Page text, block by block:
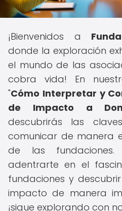
¡Bienvenidos a
donde la exploración
el mundo de las
cobra vida! En
"Cómo Interpretar y
de Impacto a
descubrirás las
comunicar de manera
de las
adentrarte en el
fundaciones y
impacto de manera
¡sigue explorando con